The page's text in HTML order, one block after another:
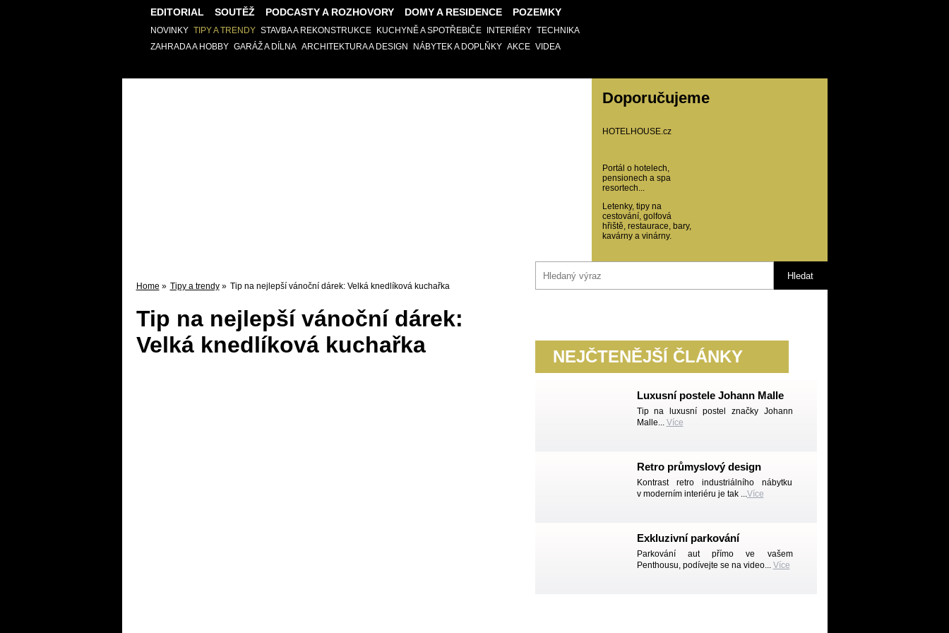
EDITORIAL SOUTĚŽ PODCASTY A ROZHOVORY DOMY A RESIDENCE POZEMKY
NOVINKY TIPY A TRENDY STAVBA A REKONSTRUKCE KUCHYNĚ A SPOTŘEBIČE INTERIÉRY TECHNIKA
ZAHRADA A HOBBY GARÁŽ A DÍLNA ARCHITEKTURA A DESIGN NÁBYTEK A DOPLŇKY AKCE VIDEA
Doporučujeme
HOTELHOUSE.cz
Portál o hotelech,
pensionech a spa
resortech...
Letenky, tipy na
cestování, golfová
hřiště, restaurace, bary,
kavárny a vinárny.
Home » Tipy a trendy» Tip na nejlepší vánoční dárek: Velká knedlíková kuchařka
Tip na nejlepší vánoční dárek:
Velká knedlíková kuchařka
NEJČTENĚJŠÍ ČLÁNKY
Luxusní postele Johann Malle
Tip na luxusní postel značky Johann
Malle... Více
Retro průmyslový design
Kontrast retro industriálního nábytku
v moderním interiéru je tak ...Více
Exkluzivní parkování
Parkování aut přímo ve vašem
Penthousu, podívejte se na video... Více